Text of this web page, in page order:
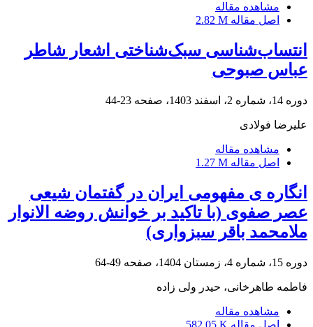
مشاهده مقاله
اصل مقاله 2.82 M
انتساب‎‌شناسی سبک‌شناختی اشعار شاطر
عباس صبوحی
دوره 14، شماره 2، اسفند 1403، صفحه 23-44
علیرضا فولادی
مشاهده مقاله
اصل مقاله 1.27 M
انگاره ی مفهومی ایران در گفتمان شیعی
عصر صفوی (با تاکید بر خوانش روضه الانوار
ملامحمد باقر سبزواری)
دوره 15، شماره 4، زمستان 1404، صفحه 49-64
فاطمه طاهرخانی، حیدر ولی زاده
مشاهده مقاله
اصل مقاله 582.05 K